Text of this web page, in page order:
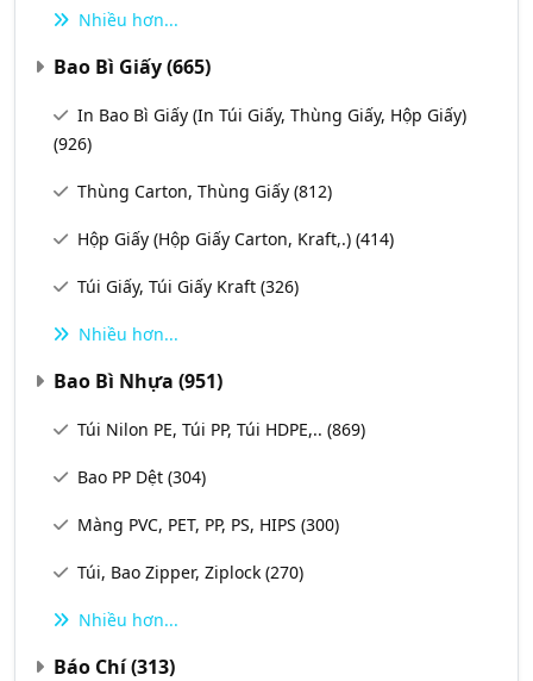
Nhiều hơn...
Bao Bì Giấy(665)
In Bao Bì Giấy (In Túi Giấy, Thùng Giấy, Hộp Giấy)
(926)
Thùng Carton, Thùng Giấy (812)
Hộp Giấy (Hộp Giấy Carton, Kraft,.) (414)
Túi Giấy, Túi Giấy Kraft (326)
Nhiều hơn...
Bao Bì Nhựa (951)
Túi Nilon PE, Túi PP, Túi HDPE,.. (869)
Bao PP Dệt (304)
Màng PVC, PET, PP, PS, HIPS (300)
Túi, Bao Zipper, Ziplock (270)
Nhiều hơn...
Báo Chí(313)